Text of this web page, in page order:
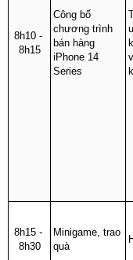
8h10 -
8h15
Công bố
chương trình
bán hàng
iPhone 14
Series
8h15 -
8h30
Minigame, trao
quà